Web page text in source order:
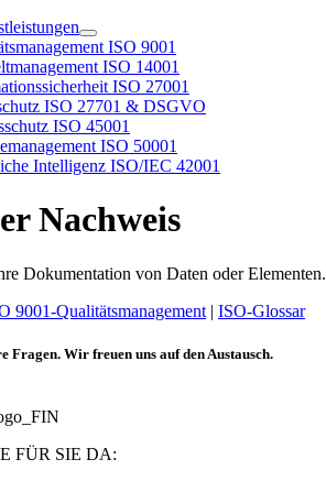
ISO 9001
ISO 14001
ISO 27001
ISO 27701 & DSGVO
ISO 45001
ISO 50001
Intelligenz ISO/IEC 42001
Nachweis
Dokumentation von Daten oder Elementen.
9001-Qualitätsmanagement | ISO-Glossar
Fragen. Wir freuen uns auf den Austausch.
FÜR SIE DA: